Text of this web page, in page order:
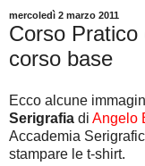
mercoledì 2 marzo 2011
Corso Pratico
corso base
Ecco alcune
Serigrafia di Angelo
Accademia
stampare le t-shirt.